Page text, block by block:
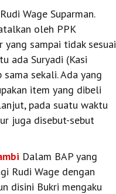
Wage Suparman.
oleh PPK
yang sampai tidak sesuai
ada Suryadi (Kasi
sekali. Ada yang
item yang dibeli
pada suatu waktu
juga disebut-sebut
‎‎Dalam BAP yang
Rudi Wage dengan
disini Bukri mengaku